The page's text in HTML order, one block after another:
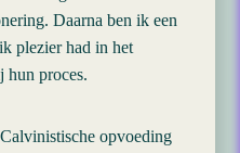
Daarna ben ik een
plezier had in het
hun proces.
opvoeding